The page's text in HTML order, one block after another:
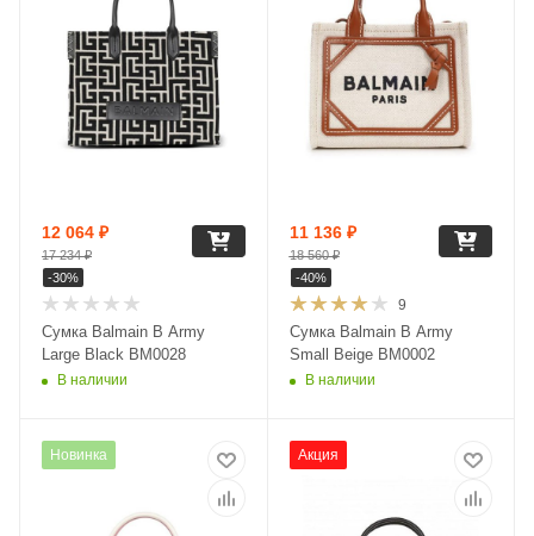
Сумка Balmain B Army
Large Black BM0028
В наличии
12 064 ₽
17 234₽
-30%
9
Сумка Balmain B Army
Small Beige BM0002
В наличии
11 136₽
18 560₽
-40%
Новинка Акция